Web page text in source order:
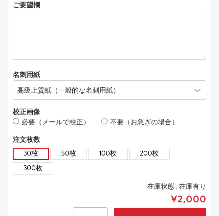
ご要望欄
名刺用紙
校正画像
必要（メールで校正）
不要（お急ぎの場合）
注文枚数
30枚
50枚 100枚
200枚
300枚
在庫状態 :在庫有り
¥2,000